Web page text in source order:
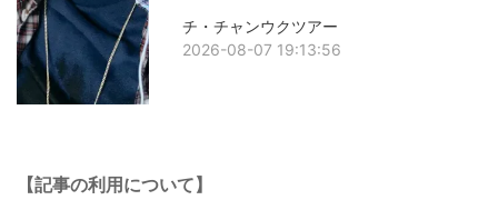
チ・チャンウクツアー
2026-08-07 19:13:56
【記事の利用について】